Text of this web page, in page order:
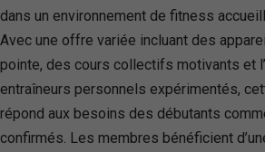
dans un environnement de fitness
Avec une offre variée incluant des
pointe, des cours collectifs motivants et
entraîneurs personnels expérimentés,
répond aux besoins des débutants
confirmés. Les membres bénéficient